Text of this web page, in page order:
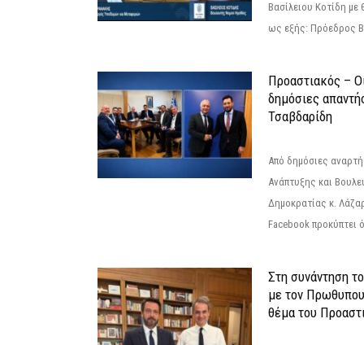
Βασίλειου Κοτίδη με
ως εξής: Πρόεδρος
Προαστιακός –
δημόσιες
Τσαβδαρίδη
Από δημόσιες
Ανάπτυξης και
Δημοκρατίας κ.
Facebook προκύπτει
Στη συνάντηση
με τον
θέμα του